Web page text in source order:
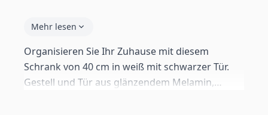
Mehr lesen
Organisieren Sie Ihr Zuhause mit diesem
Schrank von 40 cm in weiß mit schwarzer Tür.
Gestell und Tür aus glänzendem Melamin,